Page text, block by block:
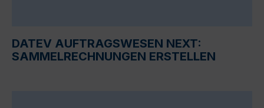
DATEV AUFTRAGSWESEN NEXT:
SAMMELRECHNUNGEN ERSTELLEN